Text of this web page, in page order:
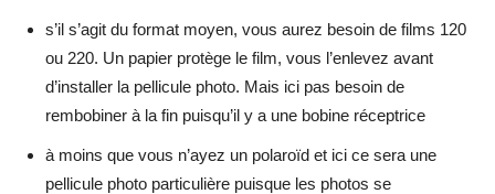
s’il s’agit du format moyen, vous aurez besoin de films 120
ou 220. Un papier protège le film, vous l’enlevez avant
d’installer la pellicule photo. Mais ici pas besoin de
rembobiner à la fin puisqu’il y a une bobine réceptrice
à moins que vous n’ayez un polaroïd et ici ce sera une
pellicule photo particulière puisque les photos se